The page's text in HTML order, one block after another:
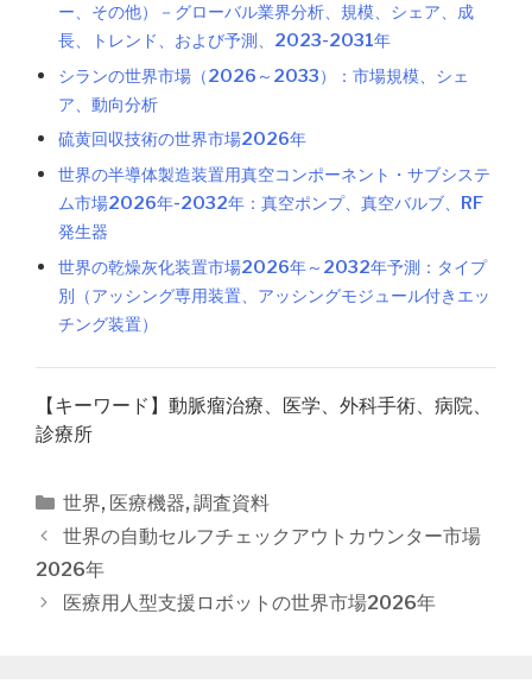
ー、その他）－グローバル業界分析、規模、シェア、成
長、トレンド、および予測、2023-2031年
シランの世界市場（2026～2033）：市場規模、シェ
ア、動向分析
硫黄回収技術の世界市場2026年
世界の半導体製造装置用真空コンポーネント・サブシステ
ム市場2026年-2032年：真空ポンプ、真空バルブ、RF
発生器
世界の乾燥灰化装置市場2026年～2032年予測：タイプ
別（アッシング専用装置、アッシングモジュール付きエッ
チング装置）
【キーワード】動脈瘤治療、医学、外科手術、病院、
診療所
カ
テ
ゴ
ー
世界, 医療機器, 調査資料
投
稿
世界の自動セルフチェックアウトカウンター市場
2026年
医療用人型支援ロボットの世界市場2026年